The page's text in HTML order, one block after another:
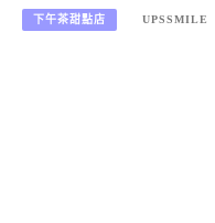
下午茶甜點店 UPSSMILE